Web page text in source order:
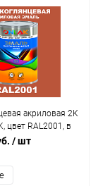
акриловая 2К
цвет RAL2001, в
/ шт